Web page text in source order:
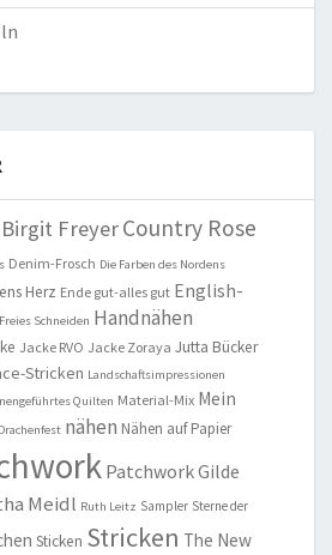
Birgit FreyerCountry Rose
Denim-Frosch Die Farben des Nordens
Herz Ende gut-alles gut English-
Freies Schneiden Handnähen
Jacke RVO Jacke Zoraya Jutta Bücker
Stricken Landschaftsimpressionen
Quilten Material-Mix Mein
nähen Nähen auf Papier
Patchwork Gilde
Meidl Ruth Leitz Sampler Sterne der
Sticken Stricken The New